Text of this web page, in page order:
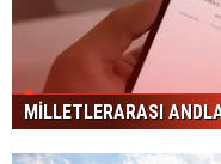
MİLLETLERARASI